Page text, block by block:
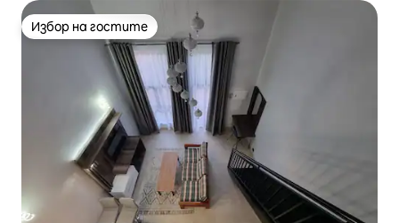
Избор на гостите
Избор на гостите